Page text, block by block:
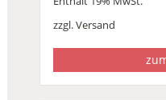
zzgl.Versand